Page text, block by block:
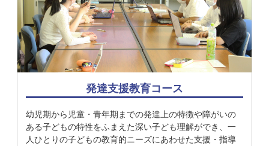
発達支援教育コース
幼児期から児童・青年期までの発達上の特徴や障がいの
ある子どもの特性をふまえた深い子ども理解ができ、一
人ひとりの子どもの教育的ニーズにあわせた支援・指導